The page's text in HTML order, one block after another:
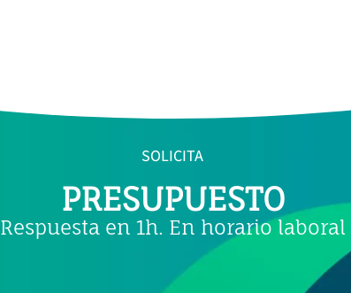
SOLICITA
PRESUPUESTO
Respuesta en 1h. En horario laboral